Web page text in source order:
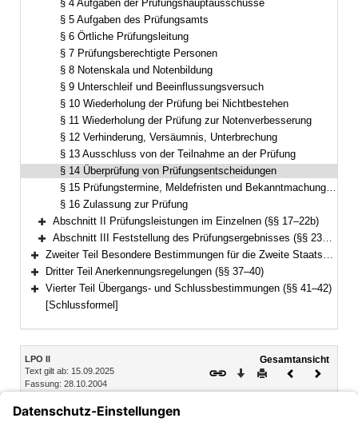
§ 4 Aufgaben der Prüfungshauptausschüsse
§ 5 Aufgaben des Prüfungsamts
§ 6 Örtliche Prüfungsleitung
§ 7 Prüfungsberechtigte Personen
§ 8 Notenskala und Notenbildung
§ 9 Unterschleif und Beeinflussungsversuch
§ 10 Wiederholung der Prüfung bei Nichtbestehen
§ 11 Wiederholung der Prüfung zur Notenverbesserung
§ 12 Verhinderung, Versäumnis, Unterbrechung
§ 13 Ausschluss von der Teilnahme an der Prüfung
§ 14 Überprüfung von Prüfungsentscheidungen
§ 15 Prüfungstermine, Meldefristen und Bekanntmachung der Prüfung
§ 16 Zulassung zur Prüfung
Bereich erweitern
Abschnitt II Prüfungsleistungen im Einzelnen (§§ 17–22b)
Bereich erweitern
Abschnitt III Feststellung des Prüfungsergebnisses (§§ 23–27)
Bereich erweitern
Zweiter Teil Besondere Bestimmungen für die Zweite Staatsprüfung im Erweiterungsfach (§§ 28–36)
Bereich erweitern
Dritter Teil Anerkennungsregelungen (§§ 37–40)
Bereich erweitern
Vierter Teil Übergangs- und Schlussbestimmungen (§§ 41–42)
[Schlussformel]
Inhalt
LPO II
Text gilt ab: 15.09.2025
Fassung: 28.10.2004
Gesamtansicht
Download
DruckenVorheriges
§ 14 Überprüfung von Prüfungsentscheidungen